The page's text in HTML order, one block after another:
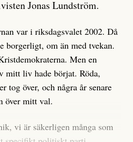
en infiltratör. Det som läsaren
har ändrat sina politiska åsikter
raderat tidigare innehåll på sina
författare inte förstår sig
och att det tydligen finns
som säger saker som
att titta närmare på personen,
Jonas Lundström.
var i riksdagsvalet 2002. Då
borgerligt, om än med tvekan.
Men en
mitt liv hade börjat. Röda,
tog över, och några år senare
över mitt val.
vi är säkerligen många som